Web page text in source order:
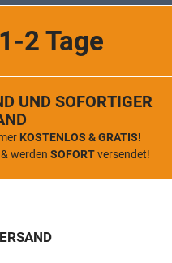
2 Tage
UND SOFORTIGER
KOSTENLOS & GRATIS!
werden SOFORTversendet!